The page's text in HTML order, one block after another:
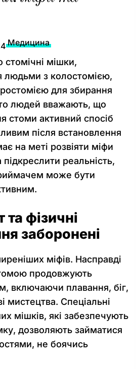
Медицина
стомічні мішки,
людьми з колостомією,
для збирання
людей вважають, що
стоми активний спосіб
після встановлення
на меті розвіяти міфи
реальність,
може бути
фізичні
заборонені
міфів. Насправді
продовжують
включаючи плавання, біг,
мистецтва. Спеціальні
мішків, які забезпечують
дозволяють займатися
не боячись